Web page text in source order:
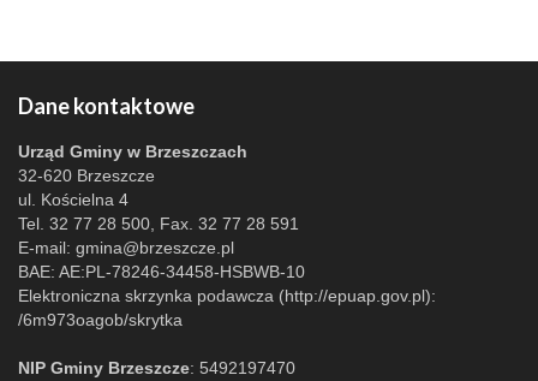
Dane kontaktowe
Urząd Gminy w Brzeszczach
32-620 Brzeszcze
ul. Kościelna 4
Tel. 32 77 28 500, Fax. 32 77 28 591
E-mail: gmina@brzeszcze.pl
BAE: AE:PL-78246-34458-HSBWB-10
Elektroniczna skrzynka podawcza (http://epuap.gov.pl):
/6m973oagob/skrytka
NIP Gminy Brzeszcze: 5492197470